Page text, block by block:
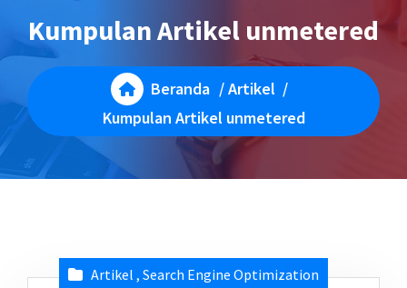
Kumpulan Artikel unmetered
Beranda /Artikel /
Kumpulan Artikel unmetered
Artikel , Search Engine Optimization